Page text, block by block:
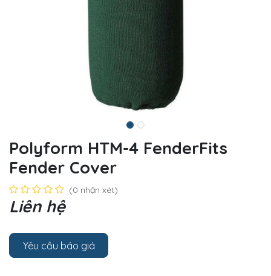
Polyform HTM-4 FenderFits
Fender Cover
(0 nhận xét)
Liên hệ
Yêu cầu báo giá